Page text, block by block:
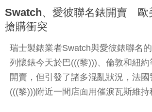
Swatch、愛彼聯名錶開賣 歐
搶購衝突
瑞士製錶業者Swatch與愛彼錶聯名
列懷錶今天於巴(((黎)))、倫敦和紐
開賣，但引發了諸多混亂狀況，法
(((黎)))附近一間店面用催淚瓦斯維持